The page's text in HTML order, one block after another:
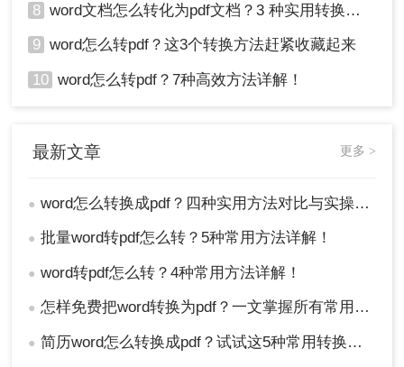
8 word文档怎么转化为pdf文档？3 种实用转换方法，完美保留原文档格式！
9 word怎么转pdf？这3个转换方法赶紧收藏起来
10 word怎么转pdf？7种高效方法详解！
最新文章 更多 >
● word怎么转换成pdf？四种实用方法对比与实操指南（附详细表格）！
● 批量word转pdf怎么转？5种常用方法详解！
● word转pdf怎么转？4种常用方法详解！
● 怎样免费把word转换为pdf？一文掌握所有常用方法！
● 简历word怎么转换成pdf？试试这5种常用转换方法！